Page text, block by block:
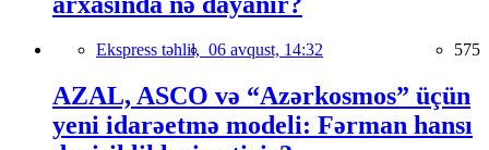
Ekspress təhlil, 06 avqust, 14:32 575
AZAL, ASCO və “Azərkosmos” üçün
yeni idarəetmə modeli: Fərman hansı